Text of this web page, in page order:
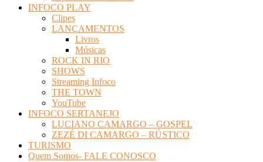
INFOCO PLAY
Clipes
LANÇAMENTOS
Livros
Músicas
ROCK IN RIO
SHOWS
Streaming Infoco
THE TOWN
YouTube
INFOCO SERTANEJO
LUCIANO CAMARGO – GOSPEL
ZEZÉ DI CAMARGO – RÚSTICO
TURISMO
Quem Somos- FALE CONOSCO